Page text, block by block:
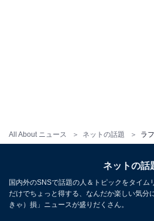
All About ニュース ネットの話題
ネットの話
国内外のSNSで話題の人＆トピックをタイム
だけでちょっと得する、なんだか楽しい気分
きゃ）損」ニュースが盛りだくさん。